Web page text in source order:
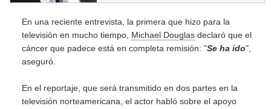
En una reciente entrevista, la primera que hizo para la
televisión en mucho tiempo, Michael Douglas declaró que el
cáncer que padece está en completa remisión: "Se ha ido",
aseguró.
En el reportaje, que será transmitido en dos partes en la
televisión norteamericana, el actor habló sobre el apoyo